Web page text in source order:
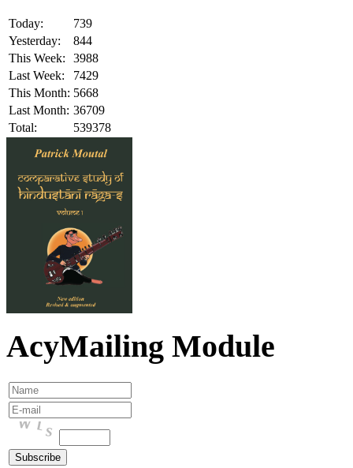
Today:
739
Yesterday:
844
This Week:
3988
Last Week:
7429
This Month: 5668
Last Month: 36709
Total:
539378
AcyMailing Module